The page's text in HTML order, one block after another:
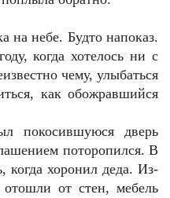
на небе. Будто напоказ.
когда хотелось ни с
чему, улыбаться
как обожравшийся
покосившуюся дверь
поторопился. В
когда хоронил деда. Из-
от стен, мебель